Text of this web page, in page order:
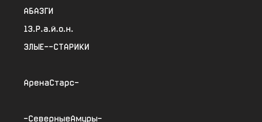
АБАЗГИ
13.Р.а.й.о.н.
ЗЛЫЕ--СТАРИКИ
АренаСтарс-
-СеверныеАмуры-